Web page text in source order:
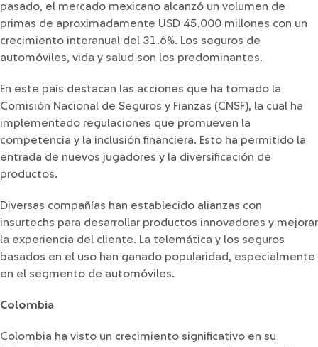
pasado, el mercado mexicano alcanzó un volumen de
primas de aproximadamente USD 45,000 millones con un
crecimiento interanual del 31.6%. Los seguros de
automóviles, vida y salud son los predominantes.
En este país destacan las acciones que ha tomado la
Comisión Nacional de Seguros y Fianzas (CNSF), la cual ha
implementado regulaciones que promueven la
competencia y la inclusión financiera. Esto ha permitido la
entrada de nuevos jugadores y la diversificación de
productos.
Diversas compañías han establecido alianzas con
insurtechs para desarrollar productos innovadores y mejorar
la experiencia del cliente. La telemática y los seguros
basados en el uso han ganado popularidad, especialmente
en el segmento de automóviles.
Colombia
Colombia ha visto un crecimiento significativo en su